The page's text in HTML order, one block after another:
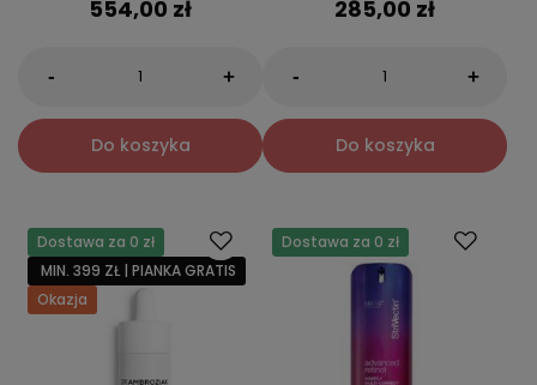
554,00 zł
- +
Do koszyka
285,00 zł
- +
Do koszyka
Dostawa za 0 zł
MIN. 399 ZŁ | PIANKA GRATIS
Okazja
Dostawa za 0 zł